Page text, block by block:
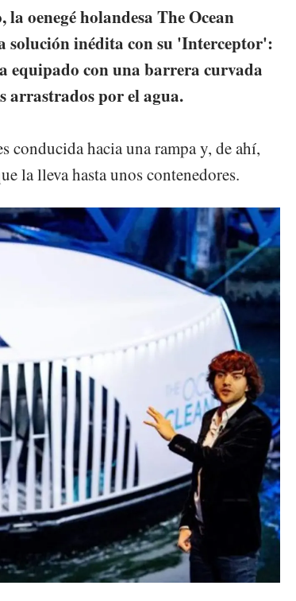
oenegé holandesa The Ocean
solución inédita con su 'Interceptor':
equipado con una barrera curvada
arrastrados por el agua.
conducida hacia una rampa y, de ahí,
la lleva hasta unos contenedores.